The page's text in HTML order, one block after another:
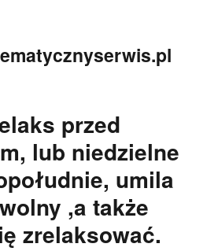
przed
lub niedzielne
umila
,a także
zrelaksować.